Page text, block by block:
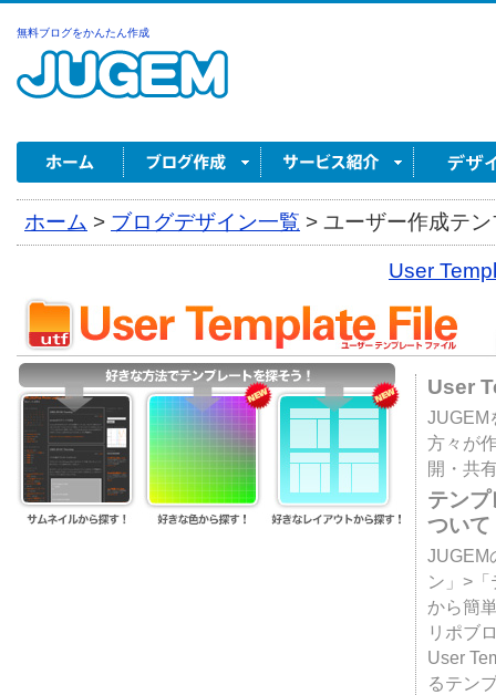
無料ブログをかんたん作成
ホーム > ブログデザイン一覧 > ユーザー作成テ
User
User
JUGEM
方々が
開・共
テン
ついて
JUGEM
ン」>
から簡
リポブ
User
るテン